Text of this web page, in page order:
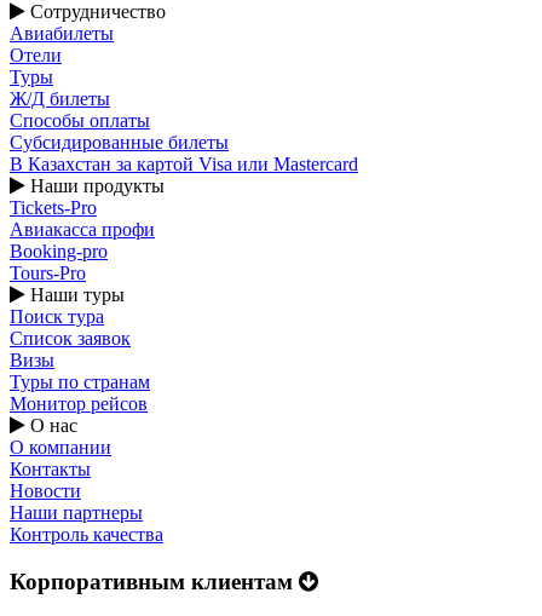
Сотрудничество
Авиабилеты
Отели
Туры
Ж/Д билеты
Способы оплаты
Субсидированные билеты
В Казахстан за картой Visa или Masterсard
Наши продукты
Tickets-Pro
Авиакасса профи
Booking-pro
Tours-Pro
Наши туры
Поиск тура
Список заявок
Визы
Туры по странам
Монитор рейсов
О нас
О компании
Контакты
Новости
Наши партнеры
Контроль качества
Корпоративным клиентам